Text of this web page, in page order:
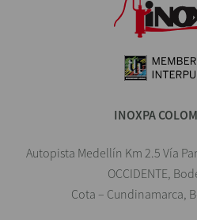
INOXPA
Autopista Medellín Km 2.5 Vía
OCCIDENTE,
Cota – Cundinamarca,